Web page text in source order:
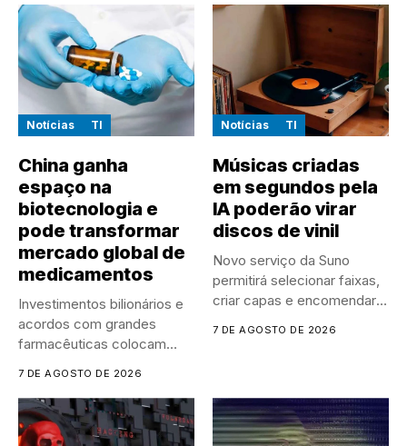
Notícias TI
China ganha
espaço na
biotecnologia e
pode transformar
mercado global de
medicamentos
Investimentos bilionários e
acordos com grandes
farmacêuticas colocam
7 DE AGOSTO DE 2026
Notícias TI
Músicas criadas
em segundos pela
IA poderão virar
discos de vinil
Novo serviço da Suno
permitirá selecionar faixas,
criar capas e encomendar
7 DE AGOSTO DE 2026